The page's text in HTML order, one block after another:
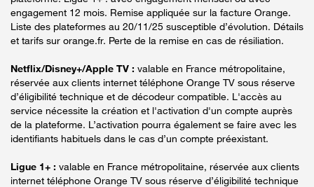
engagement 12 mois. Remise appliquée sur la facture Orange.
Liste des plateformes au 20/11/25 susceptible d’évolution. Détails
et tarifs sur orange.fr. Perte de la remise en cas de résiliation.
Netflix/Disney+/Apple TV : valable en France métropolitaine,
réservée aux clients internet téléphone Orange TV sous réserve
d’éligibilité technique et de décodeur compatible. L'accès au
service nécessite la création et l'activation d'un compte auprès
de la plateforme. L’activation pourra également se faire avec les
identifiants habituels dans le cas d’un compte préexistant.
Ligue 1+ : valable en France métropolitaine, réservée aux clients
internet téléphone Orange TV sous réserve d’éligibilité technique